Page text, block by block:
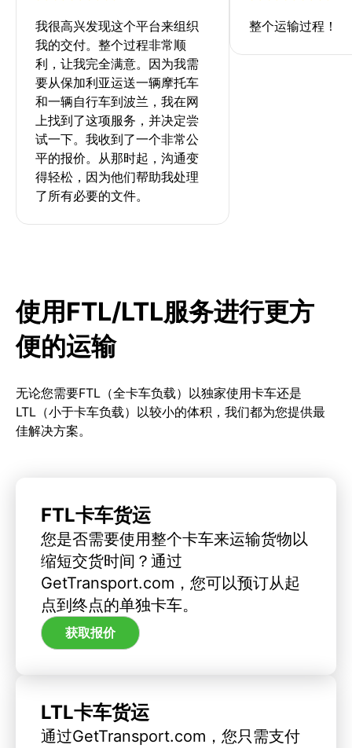
我很高兴发现这个平台来组织
我的交付。整个过程非常顺
利，让我完全满意。因为我需
要从保加利亚运送一辆摩托车
和一辆自行车到波兰，我在网
上找到了这项服务，并决定尝
试一下。我收到了一个非常公
平的报价。从那时起，沟通变
得轻松，因为他们帮助我处理
了所有必要的文件。
整个运输过程！
使用FTL/LTL服务进行更方
便的运输
无论您需要FTL（全卡车负载）以独家使用卡车还是
LTL（小于卡车负载）以较小的体积，我们都为您提供最
佳解决方案。
FTL卡车货运
您是否需要使用整个卡车来运输货物以
缩短交货时间？通过
GetTransport.com，您可以预订从起
点到终点的单独卡车。
获取报价
LTL卡车货运
通过GetTransport.com，您只需支付